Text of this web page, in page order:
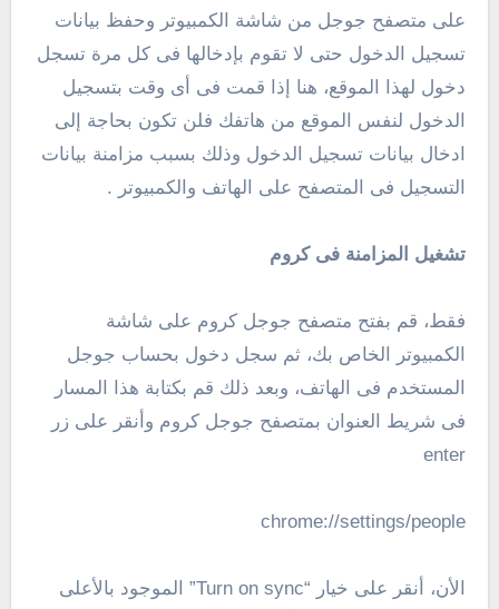
على متصفح جوجل من شاشة الكمبيوتر وحفظ بيانات
تسجيل الدخول حتى لا تقوم بإدخالها فى كل مرة تسجل
دخول لهذا الموقع، هنا إذا قمت فى أى وقت بتسجيل
الدخول لنفس الموقع من هاتفك فلن تكون بحاجة إلى
ادخال بيانات تسجيل الدخول وذلك بسبب مزامنة بيانات
التسجيل فى المتصفح على الهاتف والكمبيوتر .
تشغيل المزامنة فى كروم
فقط، قم بفتح متصفح جوجل كروم على شاشة
الكمبيوتر الخاص بك، ثم سجل دخول بحساب جوجل
المستخدم فى الهاتف، وبعد ذلك قم بكتابة هذا المسار
فى شريط العنوان بمتصفح جوجل كروم وأنقر على زر
enter
chrome://settings/people
الأن، أنقر على خيار “Turn on sync” الموجود بالأعلى